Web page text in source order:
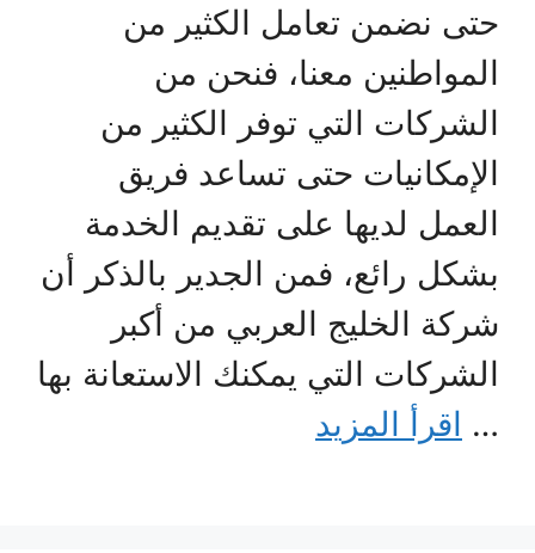
حتى نضمن تعامل الكثير من
المواطنين معنا، فنحن من
الشركات التي توفر الكثير من
الإمكانيات حتى تساعد فريق
العمل لديها على تقديم الخدمة
بشكل رائع، فمن الجدير بالذكر أن
شركة الخليج العربي من أكبر
الشركات التي يمكنك الاستعانة بها
… اقرأ المزيد